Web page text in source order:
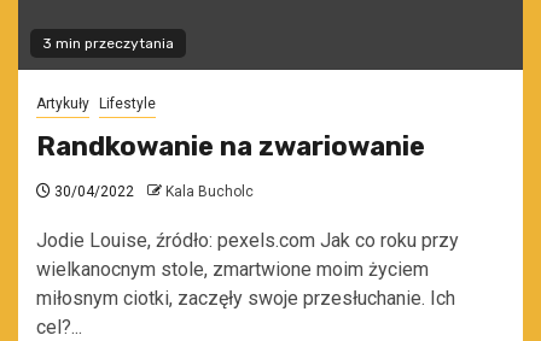
3 min przeczytania
Artykuły Lifestyle
Randkowanie na zwariowanie
30/04/2022 Kala Bucholc
Jodie Louise, źródło: pexels.com Jak co roku przy
wielkanocnym stole, zmartwione moim życiem
miłosnym ciotki, zaczęły swoje przesłuchanie. Ich
cel?...